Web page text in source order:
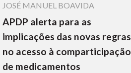
JOSÉ MANUEL BOAVIDA
APDP alerta para as
implicações das novas regras
no acesso à comparticipação
de medicamentos